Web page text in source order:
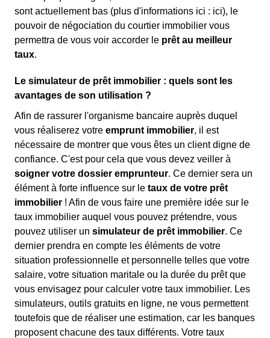
sont actuellement bas (plus d'informations ici : ici), le
pouvoir de négociation du courtier immobilier vous
permettra de vous voir accorder le prêt au meilleur
taux.
Le simulateur de prêt immobilier : quels sont les
avantages de son utilisation ?
Afin de rassurer l'organisme bancaire auprès duquel
vous réaliserez votre emprunt immobilier, il est
nécessaire de montrer que vous êtes un client digne de
confiance. C'est pour cela que vous devez veiller à
soigner votre dossier emprunteur. Ce dernier sera un
élément à forte influence sur le taux de votre prêt
immobilier ! Afin de vous faire une première idée sur le
taux immobilier auquel vous pouvez prétendre, vous
pouvez utiliser un simulateur de prêt immobilier. Ce
dernier prendra en compte les éléments de votre
situation professionnelle et personnelle telles que votre
salaire, votre situation maritale ou la durée du prêt que
vous envisagez pour calculer votre taux immobilier. Les
simulateurs, outils gratuits en ligne, ne vous permettent
toutefois que de réaliser une estimation, car les banques
proposent chacune des taux différents. Votre taux